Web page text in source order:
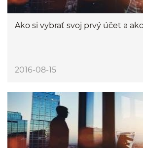
Ako si vybrať svoj prvý účet a
2016-08-15